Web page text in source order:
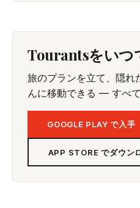
Tourantsをいつ
旅のプランを立て、隠れ
んに移動できる — すべて
GOOGLE PLAY で入手
APP STORE でダウン